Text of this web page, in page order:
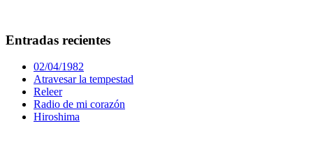
Entradas recientes
02/04/1982
Atravesar la tempestad
Releer
Radio de mi corazón
Hiroshima